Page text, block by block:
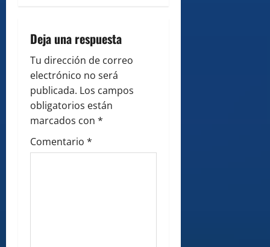
g
a
t
i
o
Deja una respuesta
Tu dirección de correo
electrónico no será
publicada. Los campos
obligatorios están
marcados con *
Comentario *